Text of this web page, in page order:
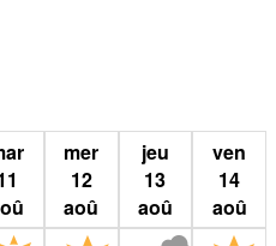
mer
12
aoû
jeu
13
aoû
ven
14
aoû